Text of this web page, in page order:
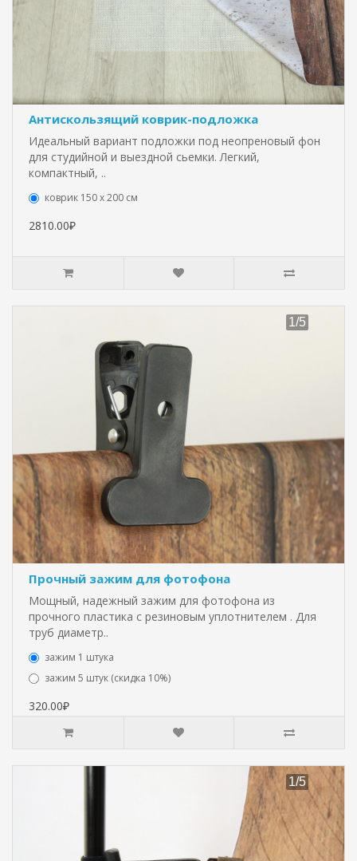
Антискользящий коврик-подложка
Идеальный вариант подложки под неопреновый фон
для студийной и выездной сьемки. Легкий,
компактный, ..
коврик 150 х 200 см
2810.00₽
Прочный зажим для фотофона
Мощный, надежный зажим для фотофона из
прочного пластика с резиновым уплотнителем . Для
труб диаметр..
зажим 1 штука
зажим 5 штук (скидка 10%)
320.00₽